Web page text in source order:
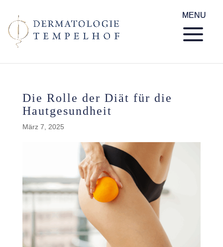
Die Rolle der Diät für die
Hautgesundheit
März 7, 2025